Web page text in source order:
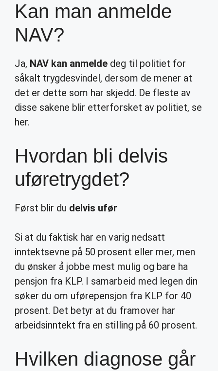
Kan man anmelde
NAV?
Ja, NAV kan anmelde deg til politiet for
såkalt trygdesvindel, dersom de mener at
det er dette som har skjedd. De fleste av
disse sakene blir etterforsket av politiet, se
her.
Hvordan bli delvis
uføretrygdet?
Først blir du delvis ufør
Si at du faktisk har en varig nedsatt
inntektsevne på 50 prosent eller mer, men
du ønsker å jobbe mest mulig og bare ha
pensjon fra KLP. I samarbeid med legen din
søker du om uførepensjon fra KLP for 40
prosent. Det betyr at du framover har
arbeidsinntekt fra en stilling på 60 prosent.
Hvilken diagnose går